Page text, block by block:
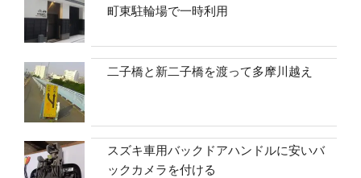
町東駐輪場で一時利用
二子橋と新二子橋を渡って多摩川越え
スズキ車用バックドアハンドルに安いバ
ックカメラを付ける